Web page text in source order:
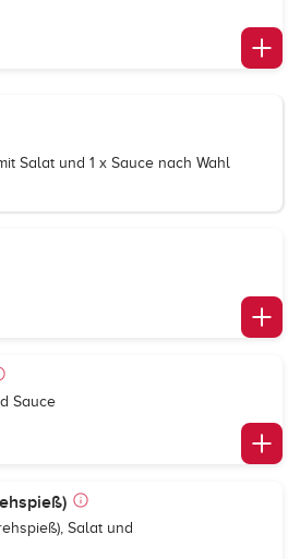
Salat und 1 x Sauce nach Wahl
Sauce
Salat und